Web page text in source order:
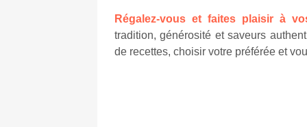
Régalez-vous et faites plaisir à
tradition, générosité et saveurs
de recettes, choisir votre préférée et